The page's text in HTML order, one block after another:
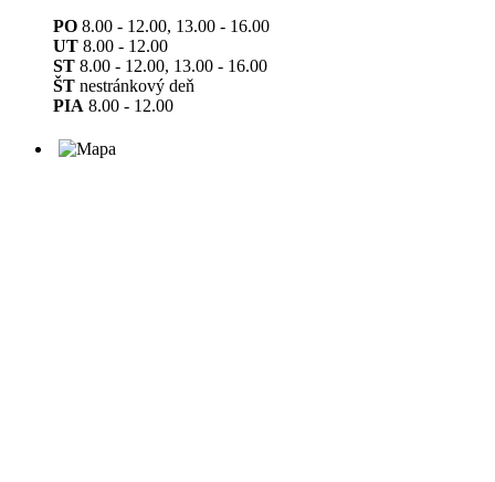
PO 8.00 - 12.00, 13.00 - 16.00
UT 8.00 - 12.00
ST 8.00 - 12.00, 13.00 - 16.00
ŠT nestránkový deň
PIA 8.00 - 12.00